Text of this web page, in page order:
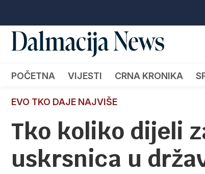
POČETNA VIJESTI CRNA KRONIKA
EVO TKO DAJE NAJVIŠE
Tko koliko dijeli
uskrsnica u